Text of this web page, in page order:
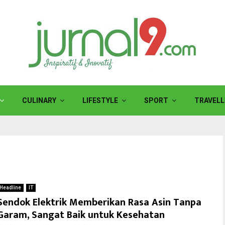
CULINARY LIFESTYLE SPORT
Headline IT
Elektrik Memberikan Rasa Asin Tanpa
Sangat Baik untuk Kesehatan